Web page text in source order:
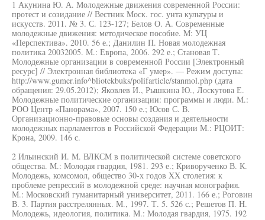
1 Акунина Ю. А. Молодежные движения современной России:
протест и созидание // Вестник Моск. гос. унта культуры и
искусств. 2011. № 3. С. 123-127; Белов О. А. Современные
молодежные движения: методическое пособие. M: УЦ
«Перспектива». 2010. 56 е.; Данилин П. Новая молодежная
политика 20032005. М.: Европа, 2006. 292 е.; Становая Т.
Молодежные организации в современной России [Электронный
ресурс] // Электронная библиотека «Г умер». — Режим доступа:
http://www.gumer.info^bliotekbuks/polifarticle/stanmol.php (дата
обращения: 29.05.2012); Яковлев И., Рышкина Ю., Лоскутова Е.
Молодежные политические организации: программы и люди. М.:
РОО Центр «Панорама», 2007. 150 е.; Юсов С. В.
Организационно-правовые основы создания и деятельности
молодежных парламентов в Российской Федерации М.: РЦОИТ:
Крона, 2009. 146 с.
2 Ильинский И. М. ВЛКСМ в политической системе советского
общества. М.: Молодая гвардия, 1981. 293 е.; Криворученко В. К.
Молодежь, комсомол, общество 30-х годов XX столетия: к
проблеме репрессий в молодежной среде: научная монография.
М.: Московский гуманитарный университет, 2011. 166 е.; Роговин
В. 3. Партия расстрелянных. М., 1997. Т. 5. 526 с.; Решетов П. H.
Молодежь, идеология, политика. М.: Молодая гвардия, 1975. 192